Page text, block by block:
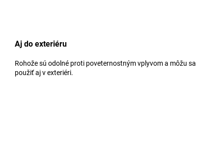
Aj do exteriéru
Rohože sú odolné proti poveternostným vplyvom a môžu sa
použiť aj v exteriéri.